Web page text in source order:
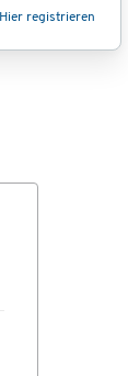
Hier registrieren